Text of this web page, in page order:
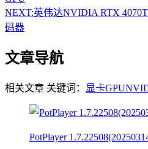
NEXT:英伟达NVIDIA RTX
码器
文章导航
相关文章 关键词： 显卡GPU
PotPlayer